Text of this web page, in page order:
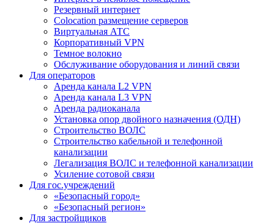
Резервный интернет
Colocation размещение серверов
Виртуальная АТС
Корпоративный VPN
Темное волокно
Обслуживание оборудования и линий связи
Для операторов
Аренда канала L2 VPN
Аренда канала L3 VPN
Аренда радиоканала
Установка опор двойного назначения (ОДН)
Строительство ВОЛС
Строительство кабельной и телефонной
канализации
Легализация ВОЛС и телефонной канализации
Усиление сотовой связи
Для гос.учреждений
«Безопасный город»
«Безопасный регион»
Для застройщиков